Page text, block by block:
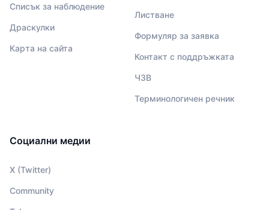
Списък за наблюдение
Драскулки
Карта на сайта
Листване
Формуляр за заявка
Контакт с поддръжката
ЧЗВ
Терминологичен речник
Социални медии
X (Twitter)
Community